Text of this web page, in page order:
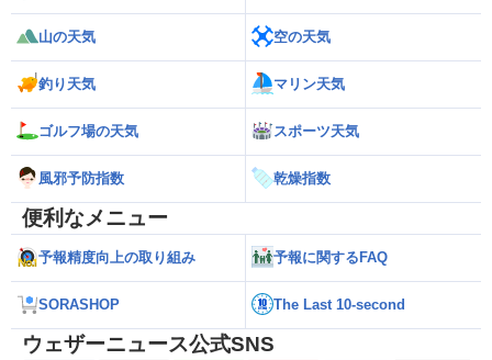
山の天気 空の天気
釣り天気 マリン天気
ゴルフ場の天気 スポーツ天気
風邪予防指数 乾燥指数
便利なメニュー
予報精度向上の取り組み 予報に関するFAQ
SORASHOP The Last 10-second
ウェザーニュース公式SNS